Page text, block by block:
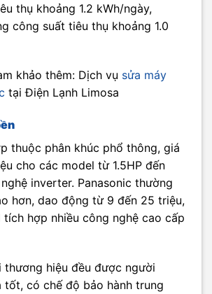
thụ khoảng 1.2 kWh/ngày,
công suất tiêu thụ khoảng 1.0
khảo thêm: Dịch vụ sửa máy
tại Điện Lạnh Limosa
thuộc phân khúc phổ thông, giá
cho các model từ 1.5HP đến
inverter. Panasonic thường
hơn, dao động từ 9 đến 25 triệu,
hợp nhiều công nghệ cao cấp
thương hiệu đều được người
tốt, có chế độ bảo hành trung